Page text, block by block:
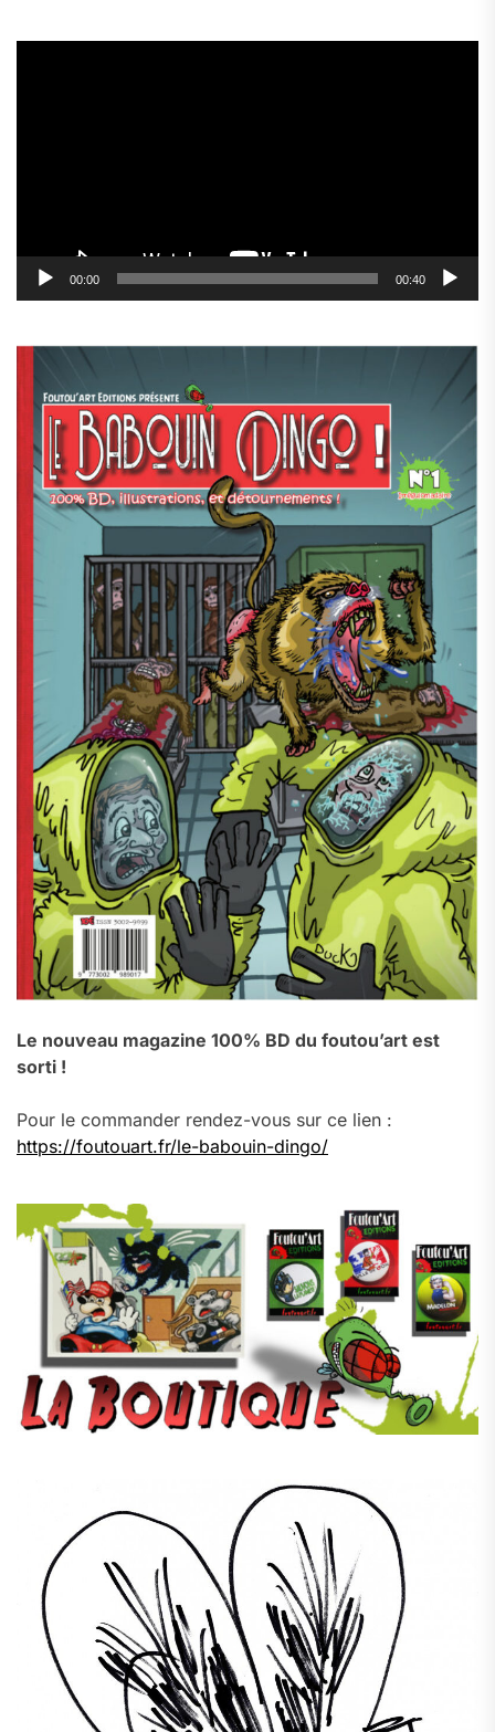
00:00 00:40
Le nouveau magazine 100% BD du foutou’art est
sorti !
Pour le commander rendez-vous sur ce lien :
https://foutouart.fr/le-babouin-dingo/